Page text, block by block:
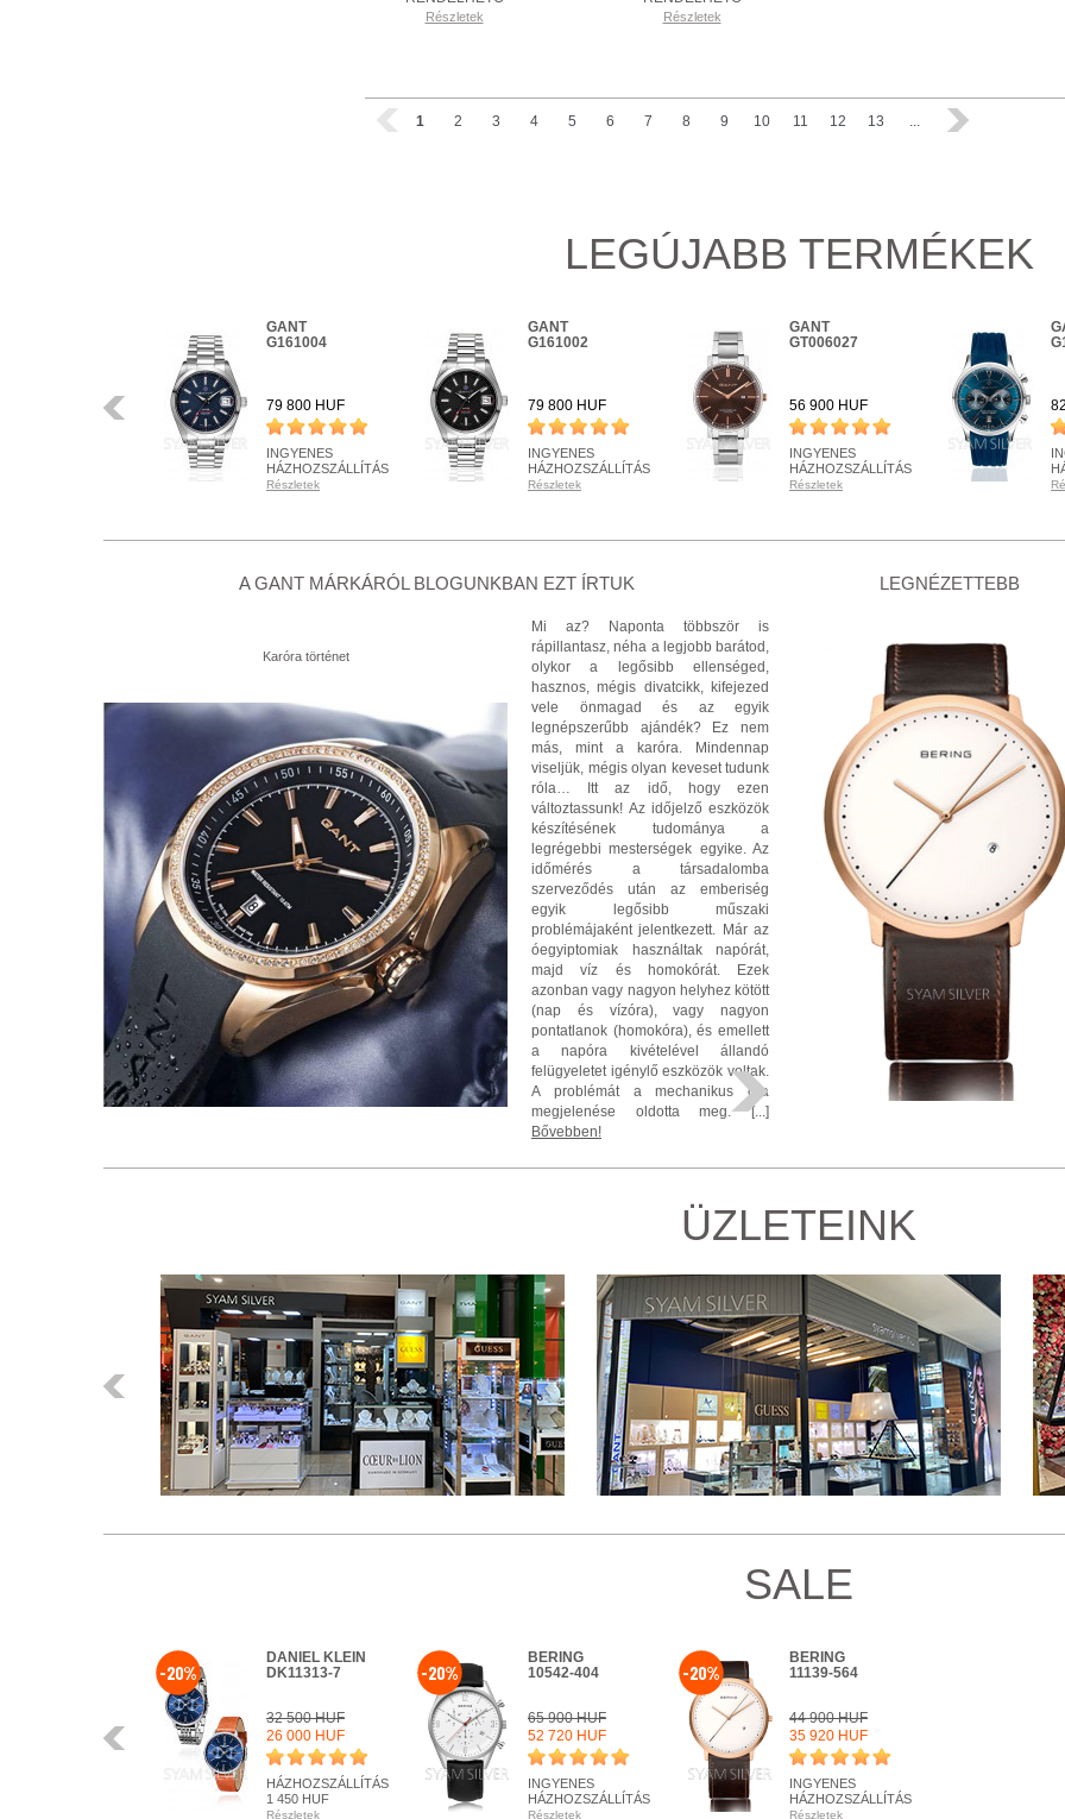
Részletek Részletek
1 2 3 4 5 6 7 8 9 10 11 12 13 ...
LEGÚJABB TERMÉKEK
GANT
G161004
79 800 HUF
INGYENES
HÁZHOZSZÁLLÍTÁS
Részletek
+ KOSÁRBA
GANT
G161002
79 800 HUF
INGYENES
HÁZHOZSZÁLLÍTÁS
Részletek
+ KOSÁRBA
GANT
GT006027
56 900 HUF
INGYENES
HÁZHOZSZÁLLÍTÁS
Részletek
A GANT MÁRKÁRÓL BLOGUNKBAN EZT ÍRTUK
Karóra történet
Mi az? Naponta többször is
rápillantasz, néha a legjobb barátod,
olykor a legősibb ellenséged,
hasznos, mégis divatcikk, kifejezed
vele önmagad és az egyik
legnépszerűbb ajándék? Ez nem
más, mint a karóra. Mindennap
viseljük, mégis olyan keveset tudunk
róla… Itt az idő, hogy ezen
változtassunk! Az időjelző eszközök
készítésének tudománya a
legrégebbi mesterségek egyike. Az
időmérés a társadalomba
szerveződés után az emberiség
egyik legősibb műszaki
problémájaként jelentkezett. Már az
óegyiptomiak használtak napórát,
majd víz és homokórát. Ezek
azonban vagy nagyon helyhez kötött
(nap és vízóra), vagy nagyon
pontatlanok (homokóra), és emellett
a napóra kivételével állandó
felügyeletet igénylő eszközök voltak.
A problémát a mechanikus óra
megjelenése oldotta meg. [...]
Bővebben!
LEGNÉZETTEBB
ÜZLETEINK
Előző
SALE
DANIEL KLEIN
DK11313-7
32 500 HUF
26 000 HUF
-20%
HÁZHOZSZÁLLÍTÁS
1 450 HUF
Részletek
BERING
10542-404
65 900 HUF
52 720 HUF
-20%
INGYENES
HÁZHOZSZÁLLÍTÁS
Részletek
BERING
11139-564
44 900 HUF
35 920 HUF
-20%
INGYENES
HÁZHOZSZÁLLÍTÁS
Részletek